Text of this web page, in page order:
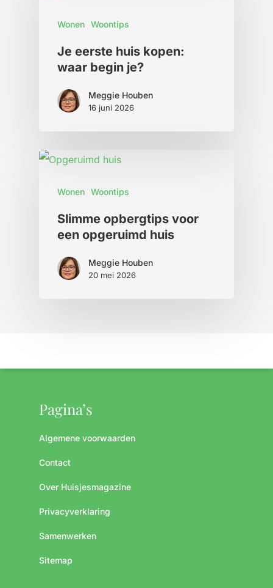
Wonen Woontips
Je eerste huis kopen:
waar begin je?
Meggie Houben
16 juni 2026
Wonen Woontips
Slimme opbergtips voor
een opgeruimd huis
Meggie Houben
20 mei 2026
Pagina’s
Algemene voorwaarden
Contact
Over Huisjesmagazine
Privacyverklaring
Samenwerken
Sitemap